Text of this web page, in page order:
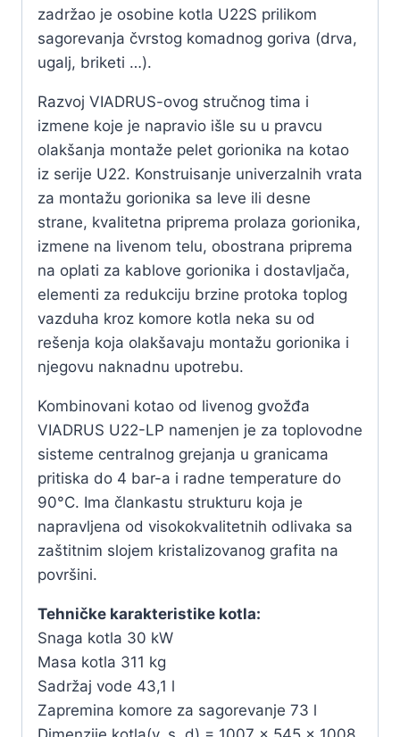
zadržao je osobine kotla U22S prilikom
sagorevanja čvrstog komadnog goriva (drva,
ugalj, briketi …).
Razvoj VIADRUS-ovog stručnog tima i
izmene koje je napravio išle su u pravcu
olakšanja montaže pelet gorionika na kotao
iz serije U22. Konstruisanje univerzalnih vrata
za montažu gorionika sa leve ili desne
strane, kvalitetna priprema prolaza gorionika,
izmene na livenom telu, obostrana priprema
na oplati za kablove gorionika i dostavljača,
elementi za redukciju brzine protoka toplog
vazduha kroz komore kotla neka su od
rešenja koja olakšavaju montažu gorionika i
njegovu naknadnu upotrebu.
Kombinovani kotao od livenog gvožđa
VIADRUS U22-LP namenjen je za toplovodne
sisteme centralnog grejanja u granicama
pritiska do 4 bar-a i radne temperature do
90°C. Ima člankastu strukturu koja je
napravljena od visokokvalitetnih odlivaka sa
zaštitnim slojem kristalizovanog grafita na
površini.
Tehničke karakteristike kotla:
Snaga kotla 30 kW
Masa kotla 311 kg
Sadržaj vode 43,1 l
Zapremina komore za sagorevanje 73 l